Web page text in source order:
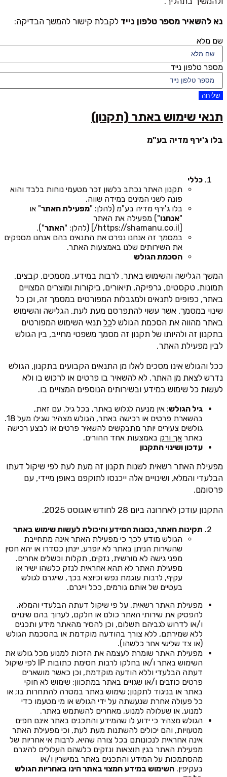
נא להשאיר מספר טלפון נייד לקבלת קישור להמשך הבדיקה:
שם מלא
מספר טלפון נייד
שליחה
תנאי שימוש באתר (תקנון)
בלו ג'ירף מדיה בע"מ
כללי
תקנון האתר נכתב בלשון זכר מטעמי נוחות בלבד והוא
פונה לשני המינים במידה שווה.
בלו ג'ירף מדיה בע"מ (להלן: "מפעילת האתר" או
"אנחנו") מפעילה את האתר
האתר").
במסמך זה אנחנו נפרט את התנאים בהם אנחנו מספקים
את השירותים שלנו באמצעות האתר.
הסכמת הגולש
המשך הגלישה והשימוש באתר, לרבות במידע, מסמכים, קבצים,
תמונות, טקסטים, גרפיקה, תיאורים, ביקורות ומוצרים המצויים
באתר, כפופים לתנאים ולמגבלות המפורטים במסמך זה, וכן כל
שינוי במסמך, אשר עשוי להתפרסם מעת לעת. הגלישה והשימוש
באתר מהווה את הסכמת הגולש לכל תנאי השימוש המפורטים
בתקנון זה ולהיותו של תקנון זה מסמך משפטי מחייב, בין הגולש
לבין מפעילת האתר.
ככל והגולש אינו מסכים לאלו מן התנאים הקבועים בתקנון, הגולש
נדרש לצאת מן האתר, לא להשאיר בו פרטים או לרכוש בו ולא
לעשות כל שימוש במידע ובשירותים הנוספים המצויים בו.
גיל הגולש: אין מניעה לגלוש באתר, בכל גיל. עם זאת,
בהשארת פרטים או רכישה באתר, הגולש מצהיר שגילו מעל 18.
גולשים צעירים יותר מתבקשים להשאיר פרטים או לבצע רכישה
באתר אך ורק באמצעות אחד ההורים.
עדכון ושינוי התקנון
מפעילת האתר רשאית לשנות תקנון זה מעת לעת לפי שיקול דעתו
הבלעדי והמלא, ושינויים אלה ייכנסו לתוקפם באופן מיידי, עם
פרסומם.
התקנון עודכן לאחרונה ביום 28 לחודש אוגוסט 2025.
תקינות האתר, נכונות המידע והיכולת לעשות שימוש באתר
הגולש מודע לכך כי מפעילת האתר אינה מתחייבת
שהשירות הניתן באתר לא יופרע, יינתן כסדרו או יהא חסין
מפני גישה לא מורשית, נזקים, תקלות וכשלים אחרים.
מפעילת האתר לא תהא אחראית לנזק כלשהו ישיר או
עקיף, לרבות עוגמת נפש וכיוצא בכך, שייגרם לגולש
בעטיים של אותם גורמים, ככל וייגרם.
מפעילת האתר רשאית, על פי שיקול דעתה הבלעדי והמלא,
להפסיק את שירותי האתר כולם או חלקם, לערוך בהם שינויים
ו/או לדרוש לגביהם תשלום, וכן להסיר מהאתר מידע ותכנים
ללא שמירתם, ללא צורך בהודעה מוקדמת או בהסכמת הגולש
(או צד שלישי אחר כלשהו).
מפעילת האתר שומרת לעצמה את הזכות למנוע מכל גולש את
השימוש באתר ו/או בחלקו לרבות חסימת כתובות IP לפי שיקול
דעתה הבלעדי וללא הודעה מוקדמת, וכן כאשר מושארים
פרטים כוזבים ו/או שגויים באתר במתכוון; שימוש לא חוקי
באתר או בניגוד לתקנון; שימוש באתר במטרה להתחרות בו; או
כל פעולה אחרת שנעשתה על ידי הגולש או מי מטעמו כדי
למנוע, או שעלולה למנוע, מאחרים להשתמש באתר.
הגולש מצהיר כי ידוע לו שהמידע והתכנים באתר אינם חפים
מטעויות, והם יכולים להשתנות מעת לעת, וכי מפעילת האתר
אינה אחראית לנכונותם בכל צורה שהיא, לרבות אי אחריות של
מפעילת האתר בגין תוצאות ונזקים כלשהם העלולים להיגרם
מהסתמכות על המידע והתכנים באתר במישרין ו/או
בעקיפין. השימוש במידע המצוי באתר הינו באחריות הגולש